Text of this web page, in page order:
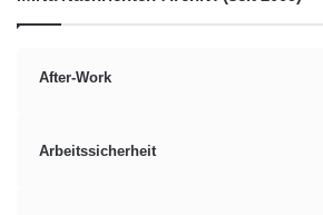
After-Work
Arbeitssicherheit